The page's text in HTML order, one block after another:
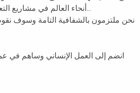
أنحاء العالم في مشاريع التعاون والإدماج الإلكتروني وريادة الأعمال والتعليم من أجل التنمية...
نحن ملتزمون بالشفافية التامة وسوف
انضم إلى العمل الإنساني وساهم في